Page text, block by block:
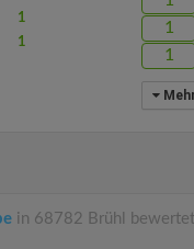
1
1
1
1
in 68782 Brühl